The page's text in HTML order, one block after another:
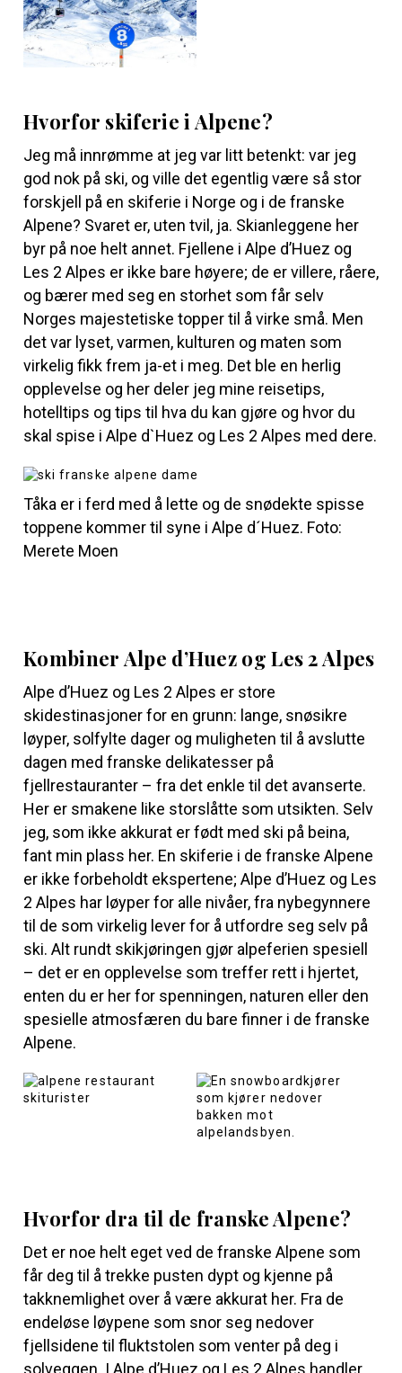
Hvorfor skiferie i Alpene?
Jeg må innrømme at jeg var litt betenkt: var jeg
god nok på ski, og ville det egentlig være så stor
forskjell på en skiferie i Norge og i de franske
Alpene? Svaret er, uten tvil, ja. Skianleggene her
byr på noe helt annet. Fjellene i Alpe d’Huez og
Les 2 Alpes er ikke bare høyere; de er villere, råere,
og bærer med seg en storhet som får selv
Norges majestetiske topper til å virke små. Men
det var lyset, varmen, kulturen og maten som
virkelig fikk frem ja-et i meg. Det ble en herlig
opplevelse og her deler jeg mine reisetips,
hotelltips og tips til hva du kan gjøre og hvor du
skal spise i Alpe d`Huez og Les 2 Alpes med dere.
Tåka er i ferd med å lette og de snødekte spisse
toppene kommer til syne i Alpe d´Huez. Foto:
Merete Moen
Kombiner Alpe d’Huez og Les 2 Alpes
Alpe d’Huez og Les 2 Alpes er store
skidestinasjoner for en grunn: lange, snøsikre
løyper, solfylte dager og muligheten til å avslutte
dagen med franske delikatesser på
fjellrestauranter – fra det enkle til det avanserte.
Her er smakene like storslåtte som utsikten. Selv
jeg, som ikke akkurat er født med ski på beina,
fant min plass her. En skiferie i de franske Alpene
er ikke forbeholdt ekspertene; Alpe d’Huez og Les
2 Alpes har løyper for alle nivåer, fra nybegynnere
til de som virkelig lever for å utfordre seg selv på
ski. Alt rundt skikjøringen gjør alpeferien spesiell
– det er en opplevelse som treffer rett i hjertet,
enten du er her for spenningen, naturen eller den
spesielle atmosfæren du bare finner i de franske
Alpene.
Hvorfor dra til de franske Alpene?
Det er noe helt eget ved de franske Alpene som
får deg til å trekke pusten dypt og kjenne på
takknemlighet over å være akkurat her. Fra de
endeløse løypene som snor seg nedover
fjellsidene til fluktstolen som venter på deg i
solveggen. I Alpe d’Huez og Les 2 Alpes handler